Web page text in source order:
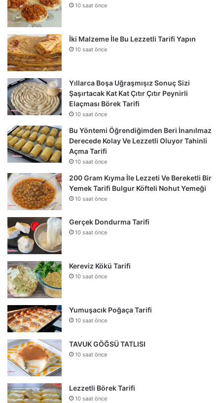
10 saat önce
İki Malzeme İle Bu Lezzetli Tarifi Yapın
10 saat önce
Yıllarca Boşa Uğraşmışız Sonuç Sizi
Şaşırtacak Kat Kat Çıtır Çıtır Peynirli
Elaçması Börek Tarifi
10 saat önce
Bu Yöntemi Öğrendiğimden Beri İnanılmaz
Derecede Kolay Ve Lezzetli Oluyor Tahinli
Açma Tarifi
10 saat önce
200 Gram Kıyma İle Lezzeti Ve Bereketli Bir
Yemek Tarifi Bulgur Köfteli Nohut Yemeği
10 saat önce
Gerçek Dondurma Tarifi
10 saat önce
Kereviz Kökü Tarifi
10 saat önce
Yumuşacık Poğaça Tarifi
10 saat önce
TAVUK GÖĞSÜ TATLISI
10 saat önce
Lezzetli Börek Tarifi
10 saat önce